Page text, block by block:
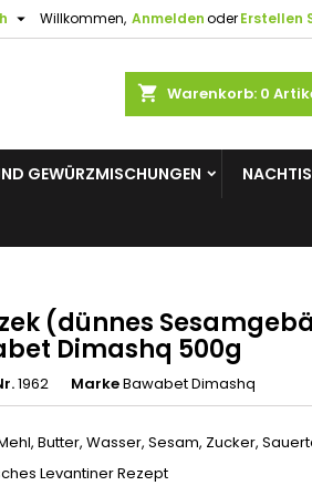
Willkommen, AnmeldenoderErstellen

shopping_cart Warenkorb: 0
GEWÜRZMISCHUNGEN
(dünnes
Dimashq 500g
1962 MarkeBawabet Dimashq
Butter, Wasser, Sesam, Zucker,
Levantiner Rezept